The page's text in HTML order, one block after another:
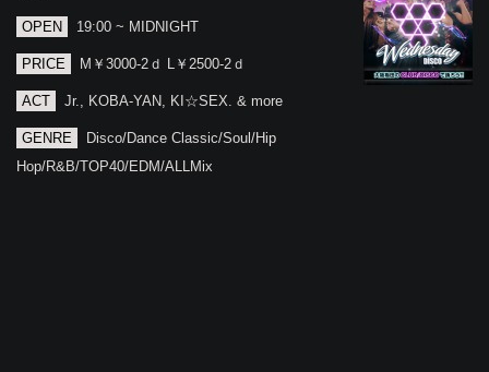
OPEN 19:00 ~ MIDNIGHT
PRICE M￥3000-2ｄ L￥2500-2ｄ
ACT Jr., KOBA-YAN, KI☆SEX. & more
GENRE
Disco/Dance Classic/Soul/Hip
Hop/R&B/TOP40/EDM/ALLMix